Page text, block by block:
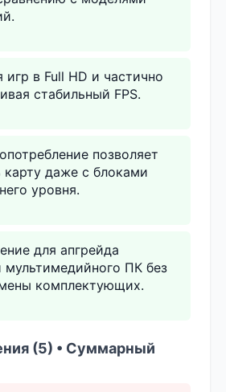
в Full HD и частично
стабильный FPS.
позволяет
карту даже с блоками
уровня.
для апгрейда
мультимедийного ПК без
комплектующих.
(5) • Суммарный